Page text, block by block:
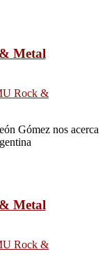
Metal
Rock &
Gómez nos acerca
Metal
Rock &